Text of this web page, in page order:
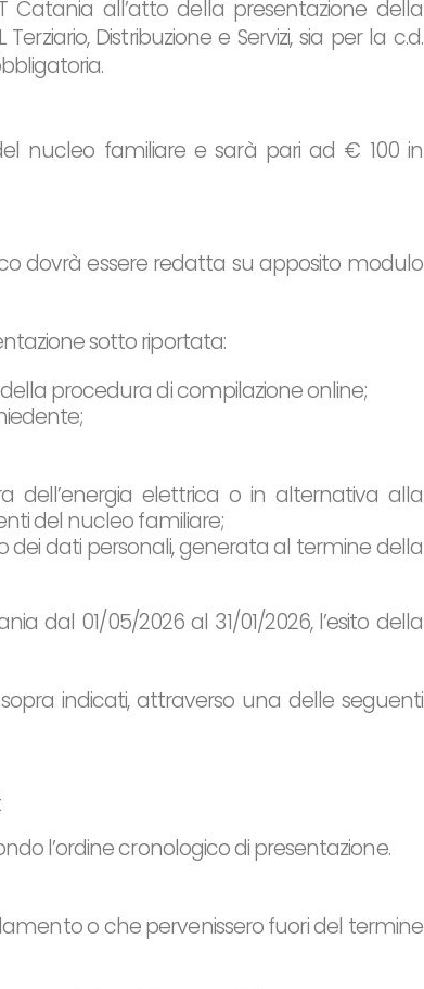
all’atto della presentazione della
Distribuzione e Servizi, sia per la c.d.
nucleo familiare e sarà pari ad € 100 in
dovrà essere redatta su apposito modulo
sotto riportata:
procedura di compilazione online;
dell’energia elettrica o in alternativa alla
del nucleo familiare;
dati personali, generata al termine della
dal 01/05/2026 al 31/01/2026, l’esito della
indicati, attraverso una delle seguenti
l’ordine cronologico di presentazione.
o che pervenissero fuori del termine